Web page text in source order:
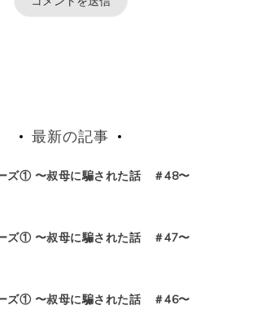
最新の記事
ズ① 〜叔母に騙された話 ＃48〜
ズ① 〜叔母に騙された話 ＃47〜
ズ① 〜叔母に騙された話 ＃46〜